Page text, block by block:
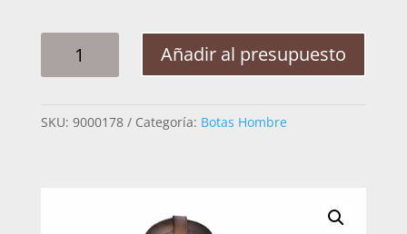
HOMBRE
MOD
Añadir al presupuesto
SKU: 9000178 Categoría: Botas Hombre